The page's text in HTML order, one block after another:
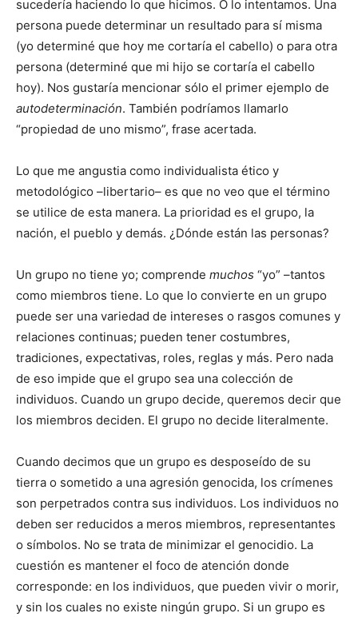
sucedería haciendo lo que hicimos. O lo intentamos. Una
persona puede determinar un resultado para sí misma
(yo determiné que hoy me cortaría el cabello) o para otra
persona (determiné que mi hijo se cortaría el cabello
hoy). Nos gustaría mencionar sólo el primer ejemplo de
autodeterminación. También podríamos llamarlo
“propiedad de uno mismo”, frase acertada.
Lo que me angustia como individualista ético y
metodológico –libertario– es que no veo que el término
se utilice de esta manera. La prioridad es el grupo, la
nación, el pueblo y demás. ¿Dónde están las personas?
Un grupo no tiene yo; comprende muchos “yo” –tantos
como miembros tiene. Lo que lo convierte en un grupo
puede ser una variedad de intereses o rasgos comunes y
relaciones continuas; pueden tener costumbres,
tradiciones, expectativas, roles, reglas y más. Pero nada
de eso impide que el grupo sea una colección de
individuos. Cuando un grupo decide, queremos decir que
los miembros deciden. El grupo no decide literalmente.
Cuando decimos que un grupo es desposeído de su
tierra o sometido a una agresión genocida, los crímenes
son perpetrados contra sus individuos. Los individuos no
deben ser reducidos a meros miembros, representantes
o símbolos. No se trata de minimizar el genocidio. La
cuestión es mantener el foco de atención donde
corresponde: en los individuos, que pueden vivir o morir,
y sin los cuales no existe ningún grupo. Si un grupo es